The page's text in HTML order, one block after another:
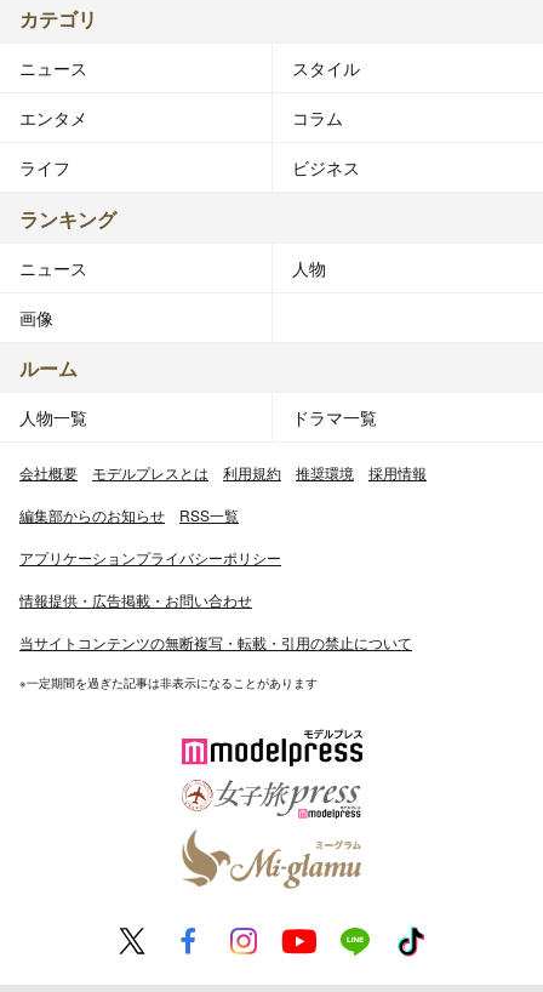
カテゴリ
ニュース スタイル
エンタメ コラム
ライフ ビジネス
ランキング
ニュース 人物
画像
ルーム
人物一覧 ドラマ一覧
会社概要 モデルプレスとは 利用規約 推奨環境 採用情報
編集部からのお知らせ RSS一覧
アプリケーションプライバシーポリシー
情報提供・広告掲載・お問い合わせ
当サイトコンテンツの無断複写・転載・引用の禁止について
※一定期間を過ぎた記事は非表示になることがあります